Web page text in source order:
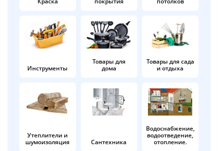
Инструменты
Товары для
дома
Товары для сада
и отдыха
Утеплители и
шумоизоляция
Сантехника
Водоснабжение,
водоотведение,
отопление.
в корзину
Оплачивайте сегодня только
25% картой любого банка
Получайте товар
выбранный способом
Оставшиеся
% будут